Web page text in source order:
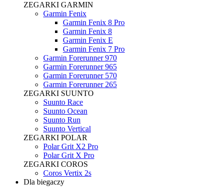
ZEGARKI GARMIN
Garmin Fenix
Garmin Fenix 8 Pro
Garmin Fenix 8
Garmin Fenix E
Garmin Fenix 7 Pro
Garmin Forerunner 970
Garmin Forerunner 965
Garmin Forerunner 570
Garmin Forerunner 265
ZEGARKI SUUNTO
Suunto Race
Suunto Ocean
Suunto Run
Suunto Vertical
ZEGARKI POLAR
Polar Grit X2 Pro
Polar Grit X Pro
ZEGARKI COROS
Coros Vertix 2s
Dla biegaczy